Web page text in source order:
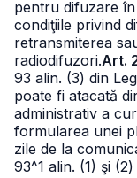
pentru difuzare
condiţiile privind
retransmiterea
radiodifuzori.Art.
93 alin. (3) din
poate fi atacată
administrativ a
formularea unei
zile de la
93^1 alin. (1) şi